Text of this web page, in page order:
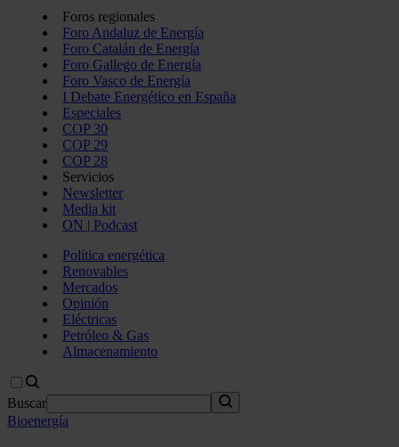
Foros regionales
Foro Andaluz de Energía
Foro Catalán de Energía
Foro Gallego de Energía
Foro Vasco de Energía
I Debate Energético en España
Especiales
COP 30
COP 29
COP 28
Servicios
Newsletter
Media kit
ON | Podcast
Política energética
Renovables
Mercados
Opinión
Eléctricas
Petróleo & Gas
Almacenamiento
Buscar
Bioenergía